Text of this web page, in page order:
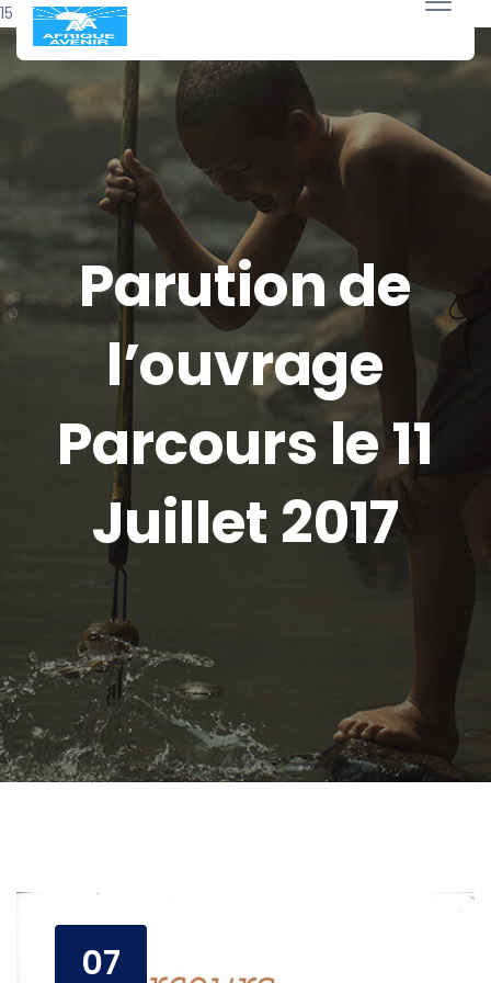
15 juillet 2017
Parution de
l’ouvrage
Parcours le 11
Juillet 2017
07